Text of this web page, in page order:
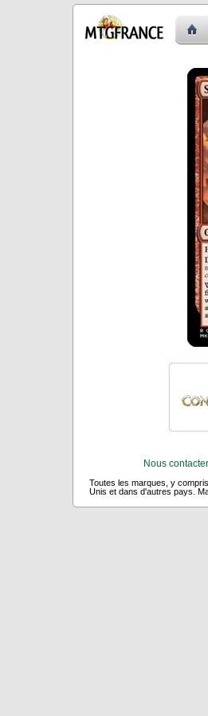
Nous contacter
Toutes les marques, y
Unis et dans d'autres pays.